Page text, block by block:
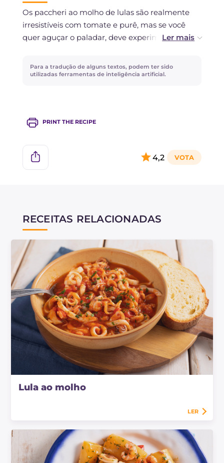
recomendável congelar.
Os paccheri ao molho de lulas são realmente
irresistíveis com tomate e purê, mas se você
quer aguçar o paladar, deve experimentar a
cozimento da massa, use caldo de peixe.
Para a tradução de alguns textos, podem ter sido
utilizadas ferramentas de inteligência artificial.
PRINT THE RECIPE
4,2
RECEITAS RELACIONADAS
Lula ao molho
LER